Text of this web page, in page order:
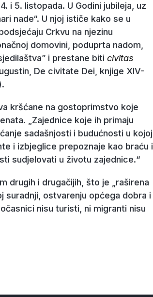
i 5. listopada. U Godini jubileja, uz
nade“. U njoj ističe kako se u
Crkvu na njezinu
domovini, poduprta nadom,
i prestane biti civitas
De civitate Dei, knjige XIV-
kršćane na gostoprimstvo koje
„Zajednice koje ih primaju
sadašnjosti i budućnosti u kojoj
i izbjeglice prepoznaje kao braću i
sudjelovati u životu zajednice.“
drugih i drugačijih, što je „raširena
suradnji, ostvarenju općega dobra i
nisu turisti, ni migranti nisu